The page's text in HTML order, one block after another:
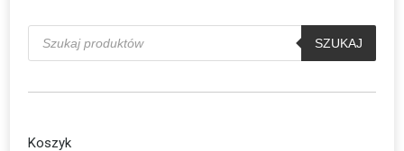
Wyszukiwarka
produktów
SZUKAJ
Koszyk